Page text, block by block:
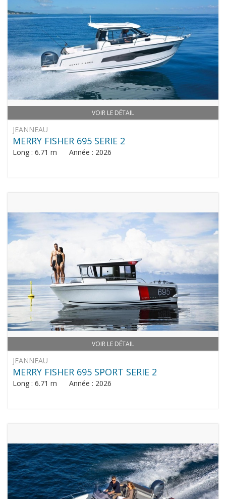
VOIR LE DÉTAIL
JEANNEAU
MERRY FISHER 695 SERIE 2
Long : 6.71 m Année : 2026
VOIR LE DÉTAIL
JEANNEAU
MERRY FISHER 695 SPORT SERIE 2
Long : 6.71 m Année : 2026